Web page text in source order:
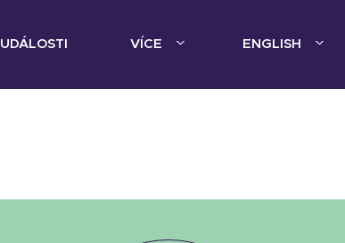
UDÁLOSTI VÍCE ENGLISH